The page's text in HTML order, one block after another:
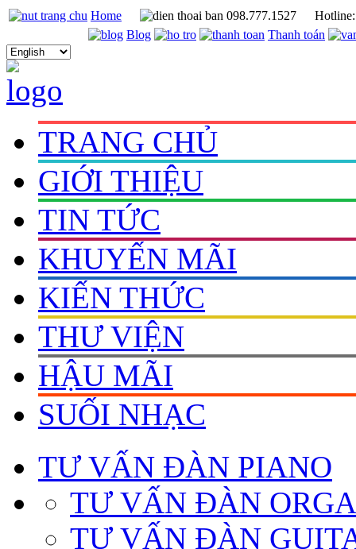
Home 098.777.1527
Blog
Thanh toán
TRANG CHỦ
GIỚI THIỆU
TIN TỨC
KHUYẾN MÃI
KIẾN THỨC
THƯ VIỆN
HẬU MÃI
SUỐI NHẠC
TƯ VẤN ĐÀN PIANO
TƯ VẤN ÐÀN
TƯ VẤN ÐÀN